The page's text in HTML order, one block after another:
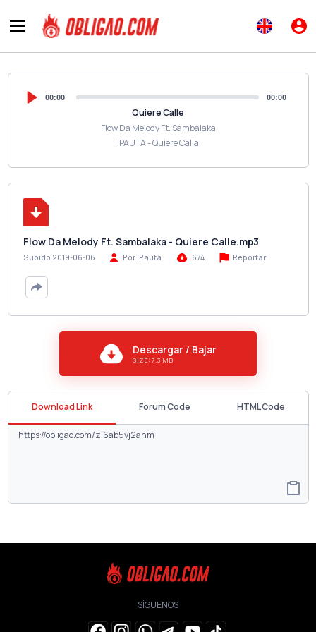
00:00 00:00
Quiere Calle
Flow Da Melody Ft. Sambalaka
IPAUTA - Quiere Calla
Flow Da Melody Ft. Sambalaka - Quiere Calle.mp3
Subido 2019-06-06 Por iPauta 674 Reportar
Descargar / Bajar
SIZE: 7.3 MB
Download Link Forum Code HTML Code
SÍGUENOS